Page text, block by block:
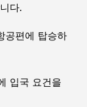
다.
공편에 탑승하
입국 요건을